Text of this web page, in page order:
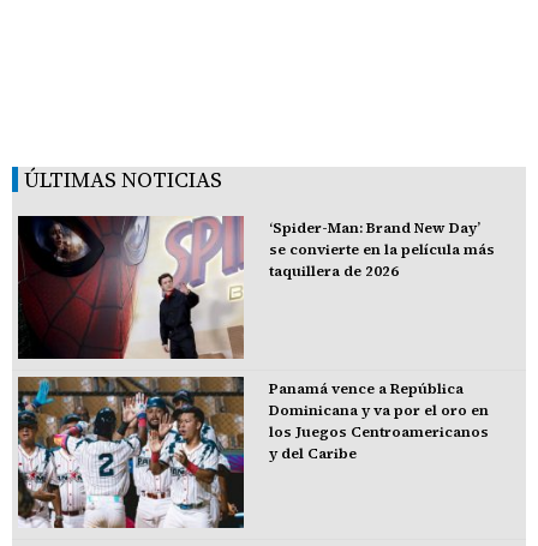
ÚLTIMAS NOTICIAS
‘Spider-Man: Brand New Day’
se convierte en la película más
taquillera de 2026
Panamá vence a República
Dominicana y va por el oro en
los Juegos Centroamericanos
y del Caribe